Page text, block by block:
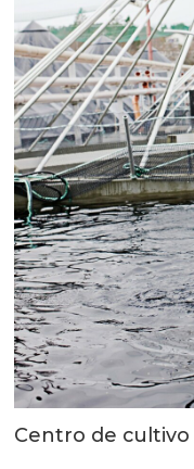
Centro de cultivo